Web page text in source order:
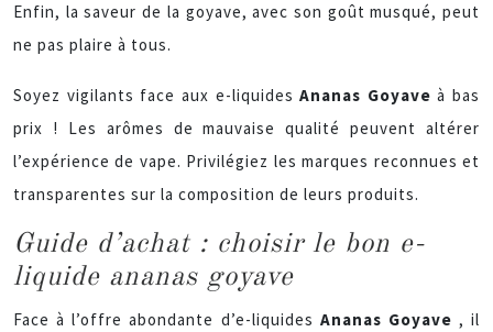
Enfin, la saveur de la goyave, avec son goût musqué, peut
ne pas plaire à tous.
Soyez vigilants face aux e-liquidesAnanas Goyaveà bas
prix ! Les arômes de mauvaise qualité peuvent altérer
l’expérience de vape. Privilégiez les marques reconnues et
transparentes sur la composition de leurs produits.
Guide d’achat : choisir le bon e-
liquide ananas goyave
Face à l’offre abondante d’e-liquides Ananas Goyave , il